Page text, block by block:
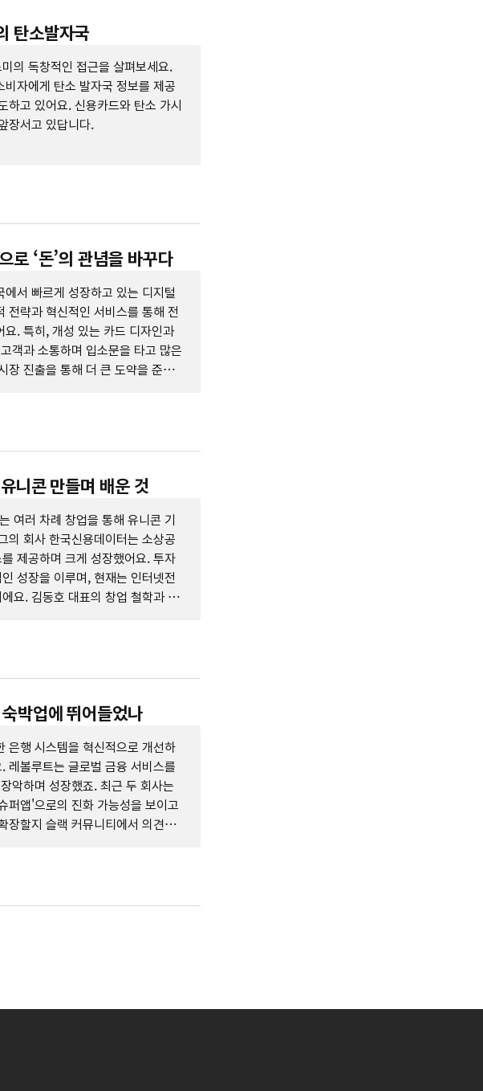
탄소발자국
의 독창적인 접근을 살펴보세요.
자에게 탄소 발자국 정보를 제공
하고 있어요. 신용카드와 탄소 가시
장서고 있답니다.
로 ‘돈’의 관념을 바꾸다
서 빠르게 성장하고 있는 디지털
전략과 혁신적인 서비스를 통해 전
. 특히, 개성 있는 카드 디자인과
객과 소통하며 입소문을 타고 많은
장 진출을 통해 더 큰 도약을 준비
니콘 만들며 배운 것
여러 차례 창업을 통해 유니콘 기
의 회사 한국신용데이터는 소상공
제공하며 크게 성장했어요. 투자
성장을 이루며, 현재는 인터넷전
요. 김동호 대표의 창업 철학과 경
박업에 뛰어들었나
은행 시스템을 혁신적으로 개선하
레볼루트는 글로벌 금융 서비스를
악하며 성장했죠. 최근 두 회사는
퍼앱'으로의 진화 가능성을 보이고
장할지 슬랙 커뮤니티에서 의견을